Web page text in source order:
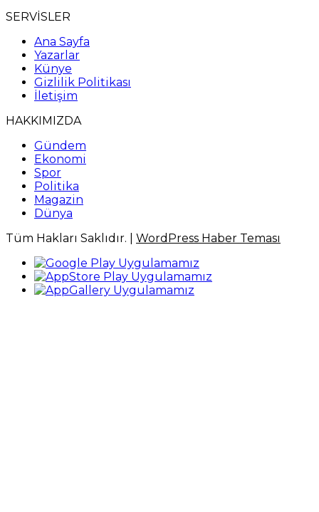
SERVİSLER
Ana Sayfa
Yazarlar
Künye
Gizlilik Politikası
İletişim
HAKKIMIZDA
Gündem
Ekonomi
Spor
Politika
Magazin
Dünya
Tüm Hakları Saklıdır. | WordPress Haber Teması